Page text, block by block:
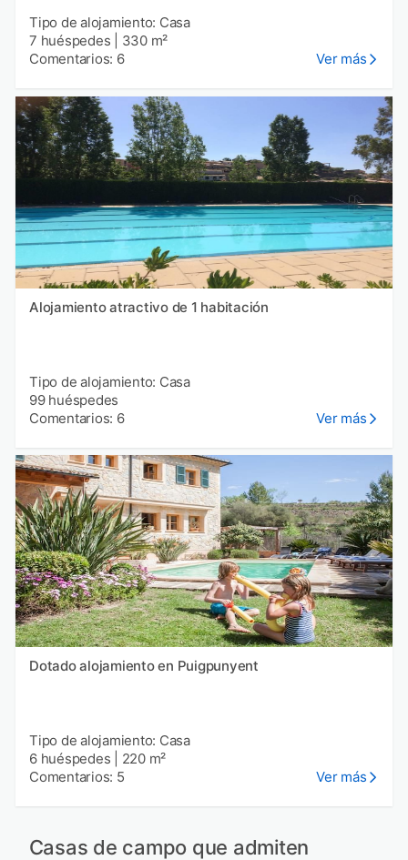
Tipo de alojamiento: Casa
7 huéspedes
330 m²
Comentarios: 6
Ver más
Alojamiento atractivo de 1 habitación
Tipo de alojamiento: Casa
99 huéspedes
Comentarios: 6
Ver más
Dotado alojamiento en Puigpunyent
Tipo de alojamiento: Casa
6 huéspedes
220 m²
Comentarios: 5
Ver más
Casas de campo que admiten